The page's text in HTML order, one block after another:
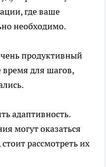
где ваше
необходимо.
продуктивный
время для шагов,
адаптивность.
могут оказаться
рассмотреть их